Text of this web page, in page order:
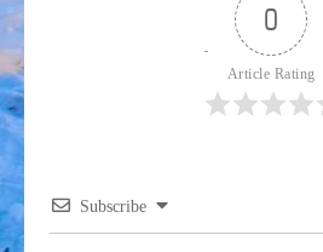
0
Article Rating
Subscribe